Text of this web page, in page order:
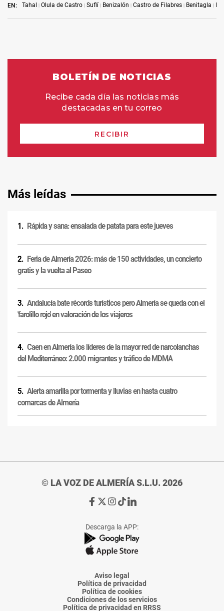
EN: Tahal Olula de Castro Suflí Benizalón Castro de Filabres Benitagla
Más leídas
Rápida y sana: ensalada de patata para este jueves
Feria de Almería 2026: más de 150 actividades, un concierto
gratis y la vuelta al Paseo
Andalucía bate récords turísticos pero Almería se queda con el
'farolillo rojo' en valoración de los viajeros
Caen en Almería los líderes de la mayor red de narcolanchas
del Mediterráneo: 2.000 migrantes y tráfico de MDMA
Alerta amarilla por tormenta y lluvias en hasta cuatro
comarcas de Almería
© LA VOZ DE ALMERÍA S.L.U. 2026
Ir
de
La
Voz
Almería
Ir
de
La
Voz
Almería
Ir
de
La
Voz
Almería
Ir
de
La
Voz
Almería
Ir
de
La
Voz
Descarga la APP:
Aviso legal
Política de privacidad
Política de cookies
Condiciones de los servicios
Política de privacidad en RRSS